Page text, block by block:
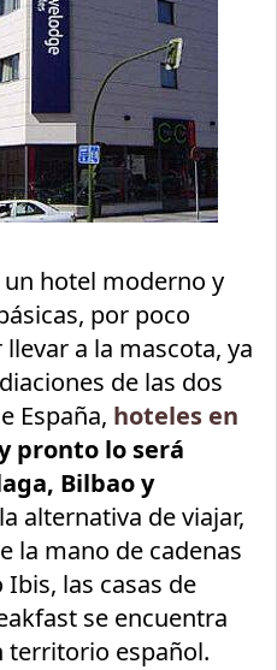
hotel moderno y
por poco
a la mascota, ya
de las dos
España, hoteles en
pronto lo será
Bilbao y
alternativa de viajar,
la mano de cadenas
las casas de
se encuentra
territorio español.